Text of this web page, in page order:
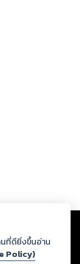
ะเมิดสิทธิใน
ธรรม ดังนั้น ผู้อ่าน
ะหากท่านพบว่าส่วน
นที่ดียิ่งขึ้นอ่าน
Policy)